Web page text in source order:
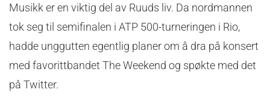
Musikk er en viktig del av Ruuds liv. Da nordmannen
tok seg til semifinalen i ATP 500-turneringen i Rio,
hadde unggutten egentlig planer om å dra på konsert
med favorittbandet The Weekend og spøkte med det
på Twitter.